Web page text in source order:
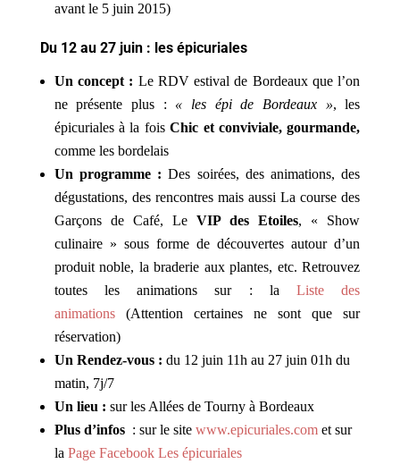
avant le 5 juin 2015)
Du 12 au 27 juin : les épicuriales
Un concept : Le RDV estival de Bordeaux que l’on
ne présente plus : « les épi de Bordeaux », les
épicuriales à la foisChic et conviviale, gourmande,
comme les bordelais
Un programme : Des soirées, des animations, des
dégustations, des rencontres mais aussi La course des
Garçons de Café, Le VIP des Etoiles, « Show
culinaire » sous forme de découvertes autour d’un
produit noble, la braderie aux plantes, etc. Retrouvez
toutes les animations sur : la Liste des
animations(Attention certaines ne sont que sur
réservation)
Un Rendez-vous : du 12 juin 11h au 27 juin 01h du
matin, 7j/7
Un lieu : sur les Allées de Tourny à Bordeaux
Plus d’infos: sur le site www.epicuriales.comet sur
la Page Facebook Les épicuriales